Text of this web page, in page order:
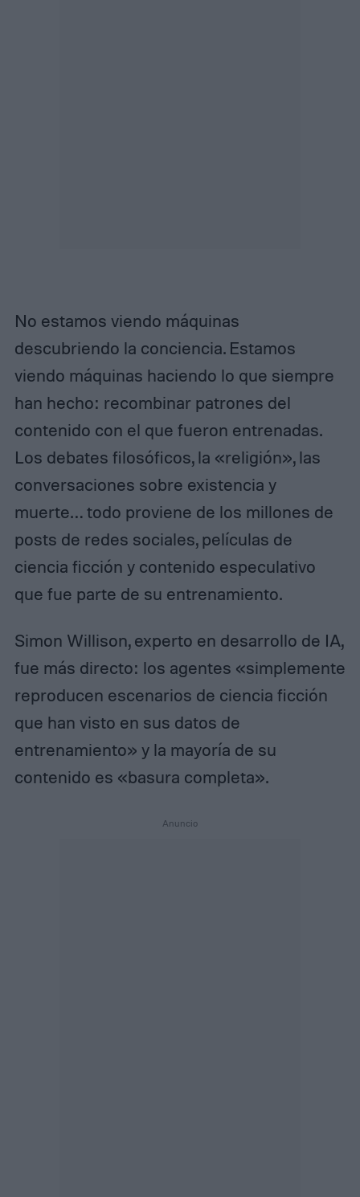
No estamos viendo máquinas
descubriendo la conciencia. Estamos
viendo máquinas haciendo lo que siempre
han hecho: recombinar patrones del
contenido con el que fueron entrenadas.
Los debates filosóficos, la «religión», las
conversaciones sobre existencia y
muerte… todo proviene de los millones de
posts de redes sociales, películas de
ciencia ficción y contenido especulativo
que fue parte de su entrenamiento.
Simon Willison, experto en desarrollo de IA,
fue más directo: los agentes «simplemente
reproducen escenarios de ciencia ficción
que han visto en sus datos de
entrenamiento» y la mayoría de su
contenido es «basura completa».